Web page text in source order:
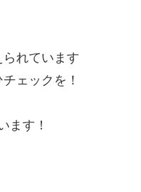
れています
ェックを！
ます！